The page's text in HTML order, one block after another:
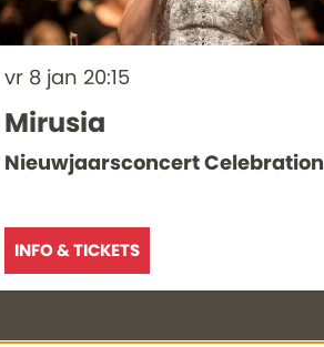
Mirusia
Nieuwjaarsconcert Celebration
vr 8 jan 20:15
INFO & TICKETS